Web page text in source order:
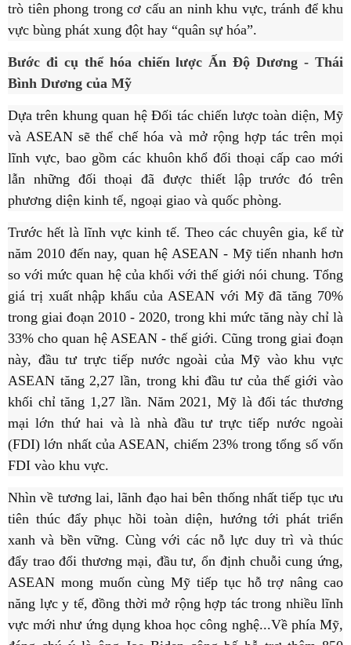
trò tiên phong trong cơ cấu an ninh khu vực, tránh để khu
vực bùng phát xung đột hay “quân sự hóa”.
Bước đi cụ thể hóa chiến lược Ấn Độ Dương - Thái
Bình Dương của Mỹ
Dựa trên khung quan hệ Đối tác chiến lược toàn diện, Mỹ
và ASEAN sẽ thể chế hóa và mở rộng hợp tác trên mọi
lĩnh vực, bao gồm các khuôn khổ đối thoại cấp cao mới
lẫn những đối thoại đã được thiết lập trước đó trên
phương diện kinh tế, ngoại giao và quốc phòng.
Trước hết là lĩnh vực kinh tế. Theo các chuyên gia, kể từ
năm 2010 đến nay, quan hệ ASEAN - Mỹ tiến nhanh hơn
so với mức quan hệ của khối với thế giới nói chung. Tổng
giá trị xuất nhập khẩu của ASEAN với Mỹ đã tăng 70%
trong giai đoạn 2010 - 2020, trong khi mức tăng này chỉ là
33% cho quan hệ ASEAN - thế giới. Cũng trong giai đoạn
này, đầu tư trực tiếp nước ngoài của Mỹ vào khu vực
ASEAN tăng 2,27 lần, trong khi đầu tư của thế giới vào
khối chỉ tăng 1,27 lần. Năm 2021, Mỹ là đối tác thương
mại lớn thứ hai và là nhà đầu tư trực tiếp nước ngoài
(FDI) lớn nhất của ASEAN, chiếm 23% trong tổng số vốn
FDI vào khu vực.
Nhìn về tương lai, lãnh đạo hai bên thống nhất tiếp tục ưu
tiên thúc đẩy phục hồi toàn diện, hướng tới phát triển
xanh và bền vững. Cùng với các nỗ lực duy trì và thúc
đẩy trao đổi thương mại, đầu tư, ổn định chuỗi cung ứng,
ASEAN mong muốn cùng Mỹ tiếp tục hỗ trợ nâng cao
năng lực y tế, đồng thời mở rộng hợp tác trong nhiều lĩnh
vực mới như ứng dụng khoa học công nghệ...Về phía Mỹ,